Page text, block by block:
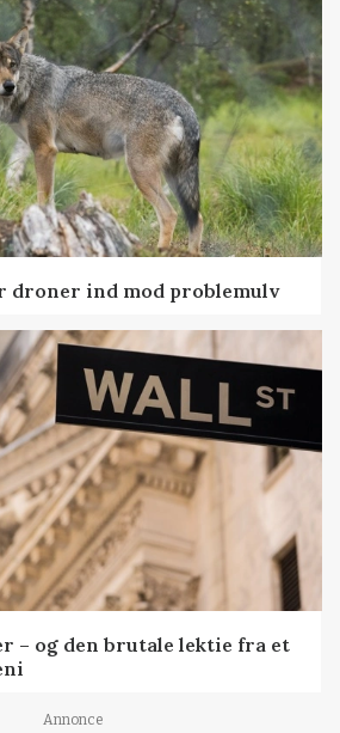
droner ind mod problemulv
– og den brutale lektie fra et
Annonce